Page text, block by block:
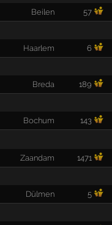
Beilen 57
Haarlem 6
Breda 189
Bochum 143
Zaandam 1471
Dülmen 5